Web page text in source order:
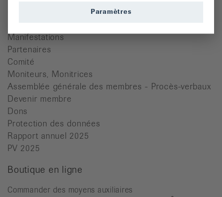
Manifestations
Partenaires
Comité
Moniteurs, Monitrices
Assemblée générale des membres - Procès-verbaux
Devenir membre
Dons
Protection des données
Rapport annuel 2025
PV 2025
Boutique en ligne
Commander des moyens auxiliaires
Paramètres